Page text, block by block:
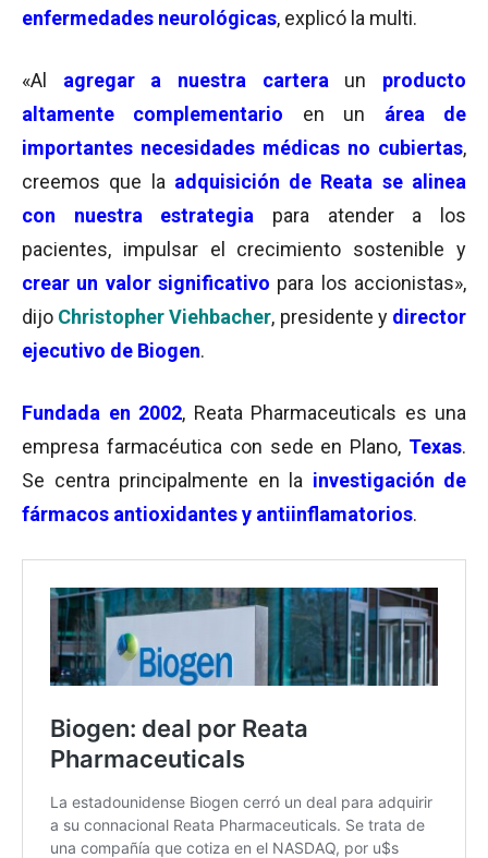
enfermedades neurológicas, explicó la multi.
«Al agregar a nuestra cartera un producto
altamente complementario en un área de
importantes necesidades médicas no cubiertas,
creemos que la adquisición de Reata se alinea
con nuestra estrategia para atender a los
pacientes, impulsar el crecimiento sostenible y
crear un valor significativo para los accionistas»,
dijo Christopher Viehbacher, presidente y director
ejecutivo de Biogen.
Fundada en 2002, Reata Pharmaceuticals es una
empresa farmacéutica con sede en Plano, Texas.
Se centra principalmente en la investigación de
fármacos antioxidantes y antiinflamatorios.